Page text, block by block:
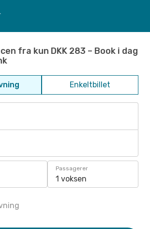
fra kun DKK 283 – Book i dag
Enkeltbillet
Passagerer
1 voksen